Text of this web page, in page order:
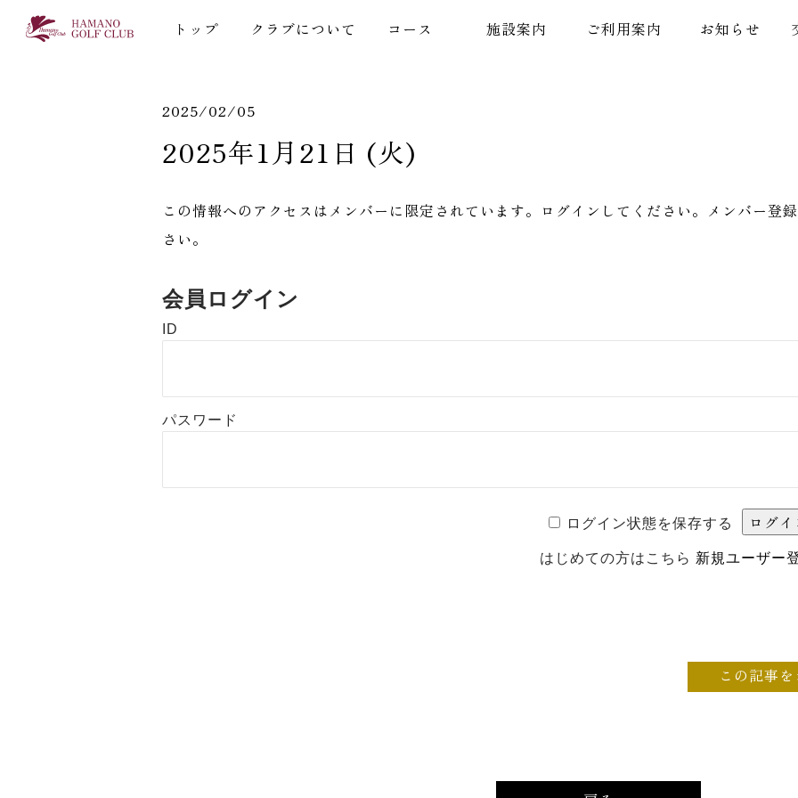
トップ クラブについて コース 施設案内 ご利用案内 お知らせ
2025/02/05
2025年1月21日 (火)
この情報へのアクセスはメンバーに限定されています。ログインしてください。メンバー登
さい。
会員ログイン
ID
パスワード
ログイン状態を保存する
はじめての方はこちら 新規ユーザー
この記事